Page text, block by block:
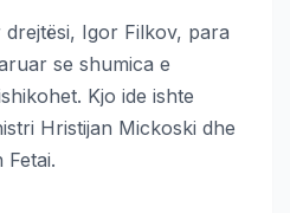
Igor Filkov, para
se shumica e
Kjo ide ishte
Hristijan Mickoski dhe